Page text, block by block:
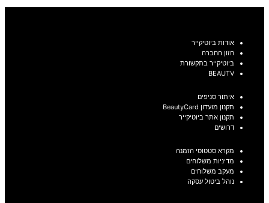
אודות ביוטיקייר
חזון החברה
ביוטיקייר בתקשורת
BEAUTV
איתור סניפים
תקנון מועדון BeautyCard
תקנון אתר ביוטיקייר
דרושים
מקרא סטטוסי הזמנה
מדיניות משלוחים
מעקב משלוחים
נוהל ביטול עסקה